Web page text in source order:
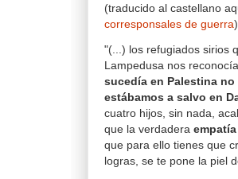
(traducido al castellano
corresponsales de guerra
"(...) los refugiados sirios
Lampedusa nos
sucedía en Palestina
estábamos a salvo en
cuatro hijos, sin nada,
que la verdadera empatía
que para ello tienes que
logras, se te pone la piel